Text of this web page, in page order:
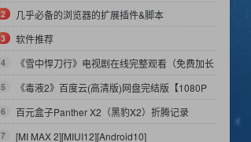
2 几乎必备的浏览器的扩展插件&脚本
3 软件推荐
4
《雪中悍刀行》电视剧在线完整观看（免费加长
版）【1080P】国语版
5
《毒液2》百度云(高清版)网盘完结版【1080P
高清中英双字】无删减资源已更新
6 百元盒子Panther X2（黑豹X2）折腾记录
7 [MI MAX 2][MIUI12][Android10]